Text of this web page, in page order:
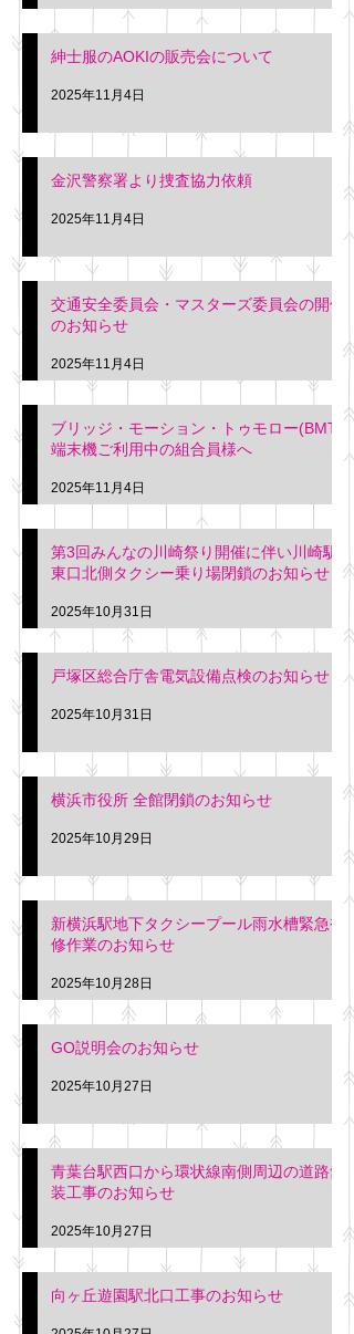
紳士服のAOKIの販売会について
2025年11月4日
金沢警察署より捜査協力依頼
2025年11月4日
交通安全委員会・マスターズ委員会の開催
のお知らせ
2025年11月4日
ブリッジ・モーション・トゥモロー(BMT)
端末機ご利用中の組合員様へ
2025年11月4日
第3回みんなの川崎祭り開催に伴い川崎駅
東口北側タクシー乗り場閉鎖のお知らせ
2025年10月31日
戸塚区総合庁舎電気設備点検のお知らせ
2025年10月31日
横浜市役所 全館閉鎖のお知らせ
2025年10月29日
新横浜駅地下タクシープール雨水槽緊急補
修作業のお知らせ
2025年10月28日
GO説明会のお知らせ
2025年10月27日
青葉台駅西口から環状線南側周辺の道路舗
装工事のお知らせ
2025年10月27日
向ヶ丘遊園駅北口工事のお知らせ